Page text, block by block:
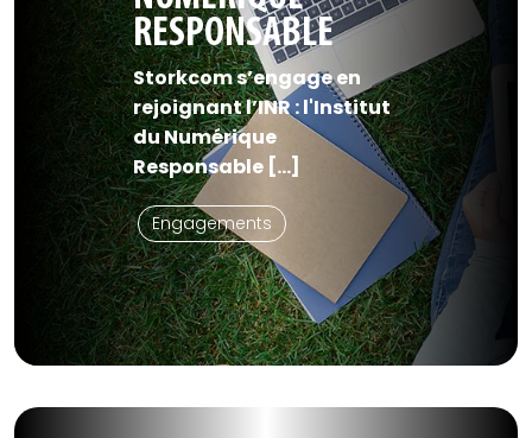
RESPONSABLE
Storkcom s’engage en
rejoignant l’INR : l'Institut
du Numérique
Responsable [...]
Engagements